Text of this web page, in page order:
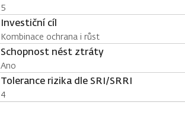
5
Investiční cíl
Kombinace ochrana i růst
Schopnost nést ztráty
Ano
Tolerance rizika dle SRI/SRRI
4